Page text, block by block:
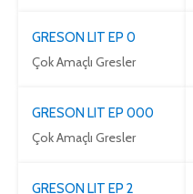
GRESON LIT EP 0
Çok Amaçlı Gresler
GRESON LIT EP 000
Çok Amaçlı Gresler
GRESON LIT EP 2